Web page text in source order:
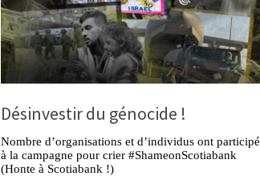
Désinvestir du génocide !
Nombre d’organisations et d’individus ont participé
à la campagne pour crier #ShameonScotiabank
(Honte à Scotiabank !)